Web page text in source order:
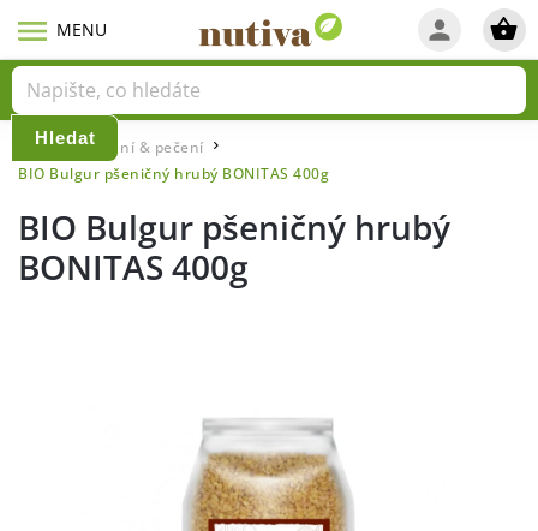
Hledat
Domů / Vaření & pečení
BIO Bulgur pšeničný hrubý BONITAS 400g
BIO Bulgur pšeničný hrubý
BONITAS 400g